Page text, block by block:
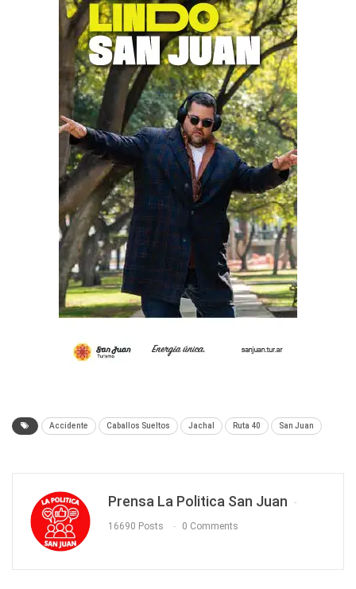
Accidente Caballos Sueltos Jachal Ruta 40 San Juan
Prensa La Politica San Juan
16690 Posts 0 Comments